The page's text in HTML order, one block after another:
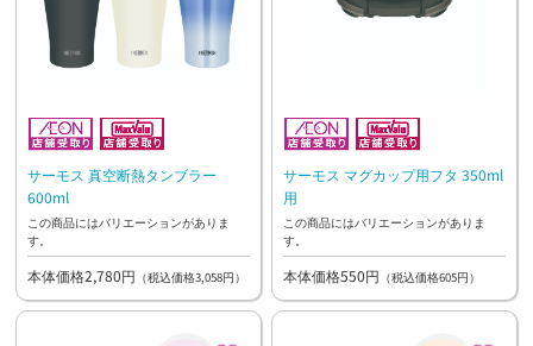
サーモス 真空断熱タンブラー
600ml
この商品にはバリエーションがありま
す。
本体価格2,780円 （税込価格3,058円）
サーモス マグカップ用フタ 350ml
用
この商品にはバリエーションがありま
す。
本体価格550円 （税込価格605円）